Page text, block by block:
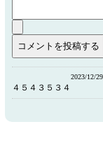
2023/12/
４５４３５３４